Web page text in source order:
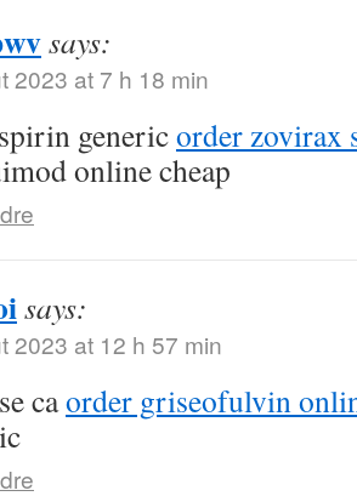
says:
2023 at 7 h 18 min
genericorder zovirax
online cheap
says:
2023 at 12 h 57 min
caorder griseofulvin